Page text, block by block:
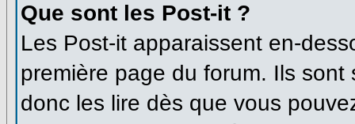
Que sont les Post-it ?
Les Post-it apparaissent en-
première page du forum. Ils
donc les lire dès que vous